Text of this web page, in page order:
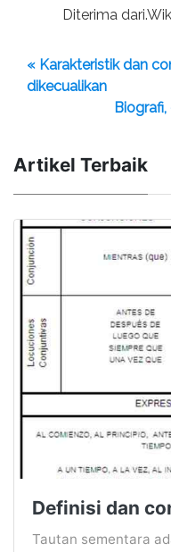
Diterima
« Karakteristik dan
dikecualikan
Artikel Terbaik
Definisi dan
Tautan sementara